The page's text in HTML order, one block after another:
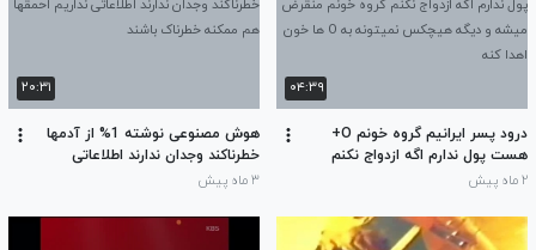
۰۴:۳۹
درود پسر ایرانیم گروه خونم O+
هست پول ندارم اگه ازدواج نکنم
گروه خونم منقرض میشه و دیگه
کنه
۲ ماه پیش
۲۰:۳۱
هوش مصنوعی نوشته 1% از آدمها
خطرناکند وجدان ندارند اطلاعاتی
نداریم احمقها هم ممکنه خطرناک
۳ ماه پیش